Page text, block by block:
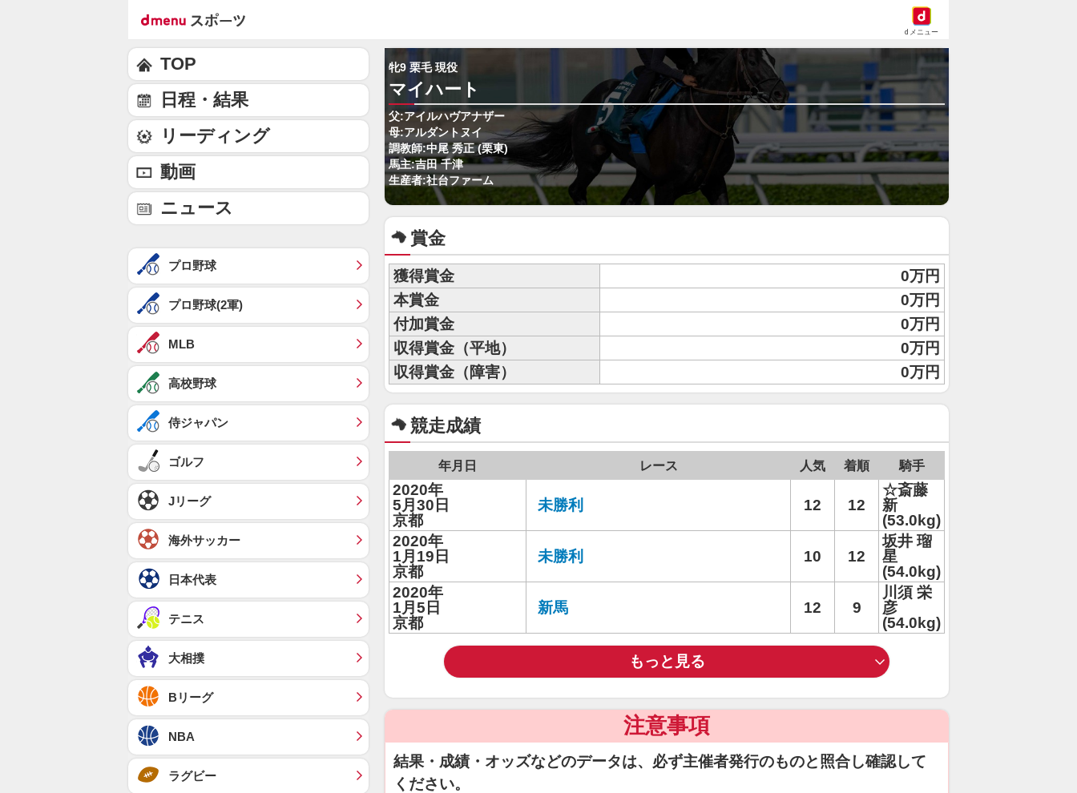
dメニュー
牝9 栗毛 現役
マイハート
父:アイルハヴアナザー
母:アルダントヌイ
調教師:中尾 秀正 (栗東)
馬主:吉田 千津
生産者:社台ファーム
賞金
獲得賞金
0万円
本賞金
0万円
付加賞金
0万円
収得賞金（平地）
0万円
収得賞金（障害）
0万円
競走成績
年月日 レース 人気 着順 騎手
2020年
5月30日
京都
未勝利 12 12
☆斎藤
新
(53.0kg)
2020年
1月19日
京都
未勝利 10 12
坂井 瑠
星
(54.0kg)
2020年
1月5日
京都
新馬 12 9
川須 栄
彦
(54.0kg)
もっと見る
注意事項
結果・成績・オッズなどのデータは、必ず主催者発行のものと照合し確認して
ください。
TOP
日程・結果
リーディング
動画
ニュース
プロ野球
プロ野球(2軍)
MLB
高校野球
侍ジャパン
ゴルフ
Jリーグ
海外サッカー
日本代表
テニス
大相撲
Bリーグ
NBA
ラグビー